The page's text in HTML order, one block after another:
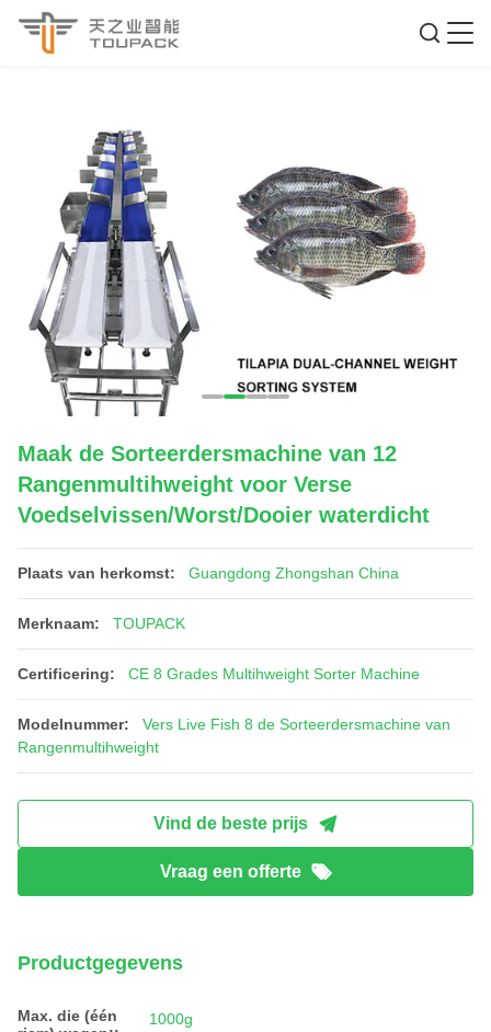
Maak de Sorteerdersmachine van 12
Rangenmultihweight voor Verse
Voedselvissen/Worst/Dooier waterdicht
Plaats van herkomst: Guangdong Zhongshan China
Merknaam: TOUPACK
Certificering: CE 8 Grades Multihweight Sorter Machine
Modelnummer:
Vers Live Fish 8 de Sorteerdersmachine van
Rangenmultihweight
Vind de beste prijs
Vraag een offerte
Productgegevens
Max. die (één
1000g